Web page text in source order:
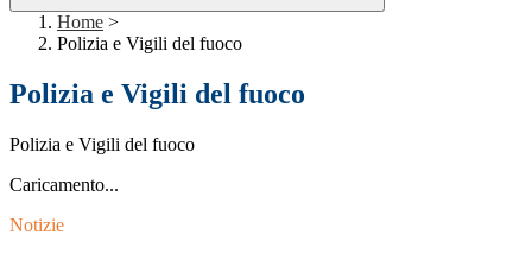
Home >
Polizia e Vigili del fuoco
Polizia e Vigili del fuoco
Polizia e Vigili del fuoco
Caricamento...
Notizie